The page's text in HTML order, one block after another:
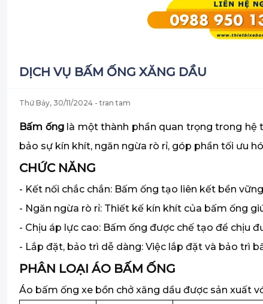
DỊCH VỤ BẤM ỐNG XĂNG DẦU
Thứ Bảy, 30/11/2024 - tran tam
Bấm ốnglà một thành phần quan trọng trong hệ
bảo sự kín khít, ngăn ngừa rò rỉ, góp phần tối ưu
CHỨC NĂNG
- Kết nối chắc chắn: Bấm ống tạo liên kết bền
- Ngăn ngừa rò rỉ: Thiết kế kín khít của bấm ống
- Chịu áp lực cao: Bấm ống được chế tạo để chịu
- Lắp đặt, bảo trì dễ dàng: Việc lắp đặt và bảo trì
PHÂN LOẠI ÁO BẤM ỐNG
Áo bấm ống xe bồn chở xăng dầu được sản xuất